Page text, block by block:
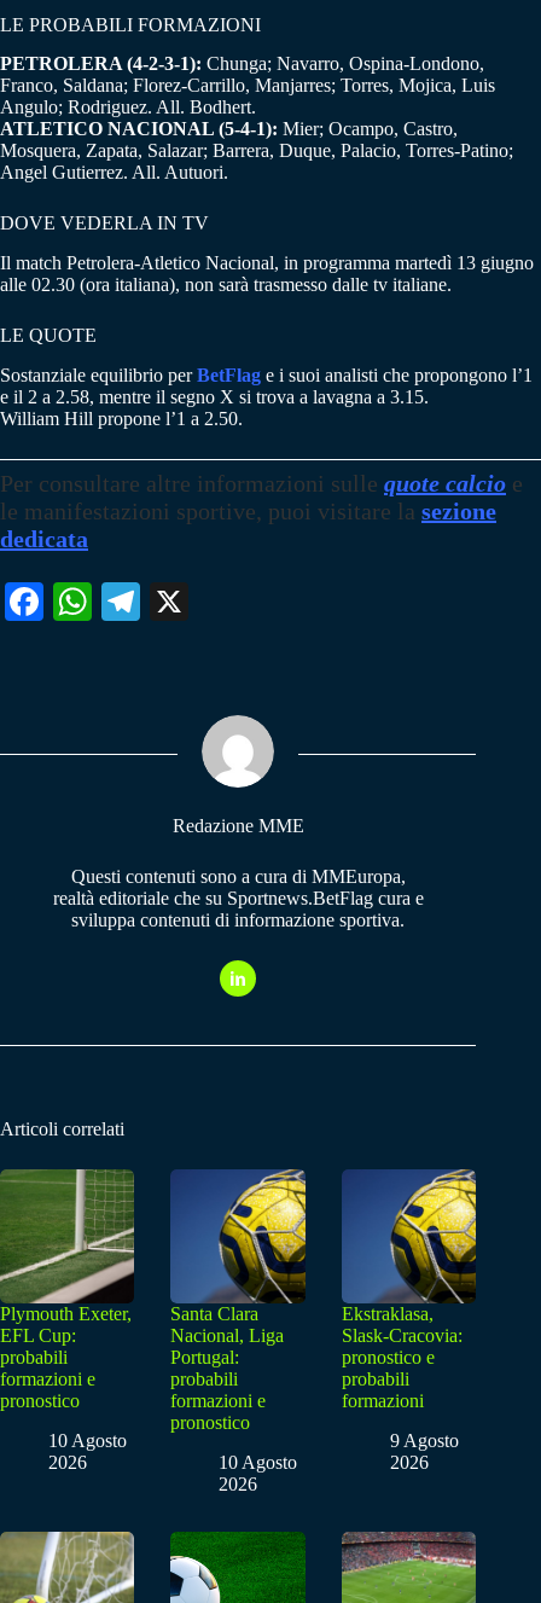
LE PROBABILI FORMAZIONI
PETROLERA (4-2-3-1): Chunga; Navarro, Ospina-Londono,
Franco, Saldana; Florez-Carrillo, Manjarres; Torres, Mojica, Luis
Angulo; Rodriguez. All. Bodhert.
ATLETICO NACIONAL (5-4-1): Mier; Ocampo, Castro,
Mosquera, Zapata, Salazar; Barrera, Duque, Palacio, Torres-Patino;
Angel Gutierrez. All. Autuori.
DOVE VEDERLA IN TV
Il match Petrolera-Atletico Nacional, in programma martedì 13 giugno
alle 02.30 (ora italiana), non sarà trasmesso dalle tv italiane.
LE QUOTE
Sostanziale equilibrio perBetFlag e i suoi analisti che propongono l’1
e il 2 a 2.58, mentre il segno X si trova a lavagna a 3.15.
William Hill propone l’1 a 2.50.
Per consultare altre informazioni sulle quote calcio e
le manifestazioni sportive, puoi visitare la sezione
dedicata
Fa W
pp
Te
m
Redazione MME
Questi contenuti sono a cura di MMEuropa,
realtà editoriale che su Sportnews.BetFlag cura e
sviluppa contenuti di informazione sportiva.
Articoli correlati
Plymouth Exeter,
EFL Cup:
probabili
formazioni e
pronostico
10 Agosto
2026
Santa Clara
Nacional, Liga
Portugal:
probabili
formazioni e
pronostico
10 Agosto
2026
Ekstraklasa,
Slask-Cracovia:
pronostico e
probabili
formazioni
9 Agosto
2026